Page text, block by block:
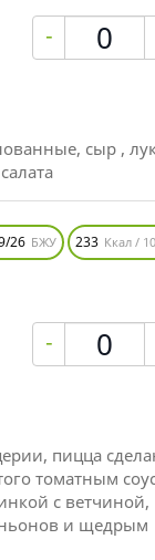
-
сыр ,
26 БЖУ 233 Ккал /
-
пицца
томатным
с ветчиной,
и щедрым